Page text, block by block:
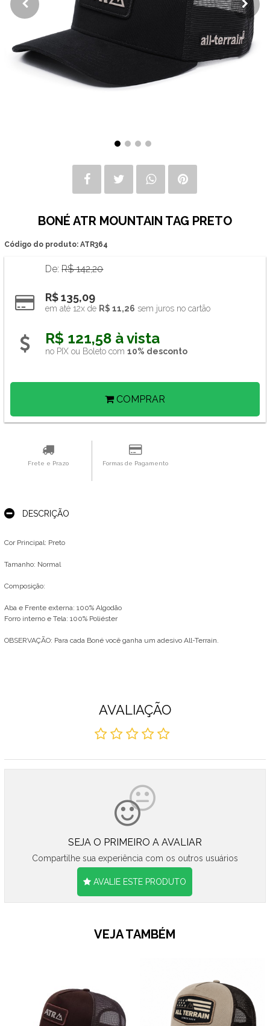
BONÉ ATR MOUNTAIN TAG PRETO
Código do produto: ATR364
De:R$ 142,20
R$ 135,09
em até 12x de R$ 11,26 sem juros no cartão
R$ 121,58 à vista
no PIX ou Boleto com 10% desconto
COMPRAR
Frete e Prazo Formas de Pagamento
DESCRIÇÃO
Cor Principal: Preto
​Tamanho: Normal
Composição:
Aba e Frente externa: 100% Algodão
Forro interno e Tela: 100% Poliéster
OBSERVAÇÃO: Para cada Boné você ganha um adesivo All-Terrain.
AVALIAÇÃO
SEJA O PRIMEIRO A AVALIAR
Compartilhe sua experiência com os outros usuários
AVALIE ESTE PRODUTO
VEJA TAMBÉM